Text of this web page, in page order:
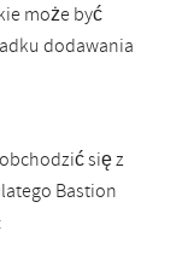
może być
dodawania
się z
Bastion